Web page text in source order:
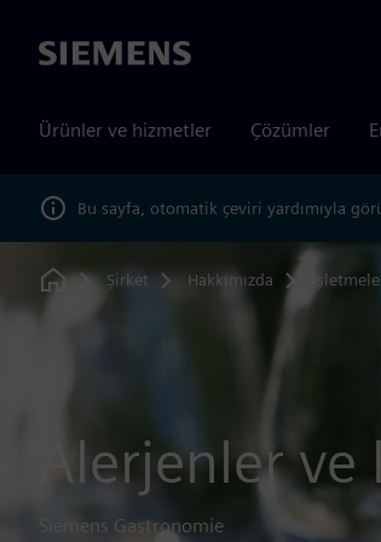
Siemens
Ürünler ve hizmetler Çözümler
Bu sayfa, otomatik çeviri yardımıyla
Home
Şirket Hakkımızda
Alerjenler
Siemens Gastronomie